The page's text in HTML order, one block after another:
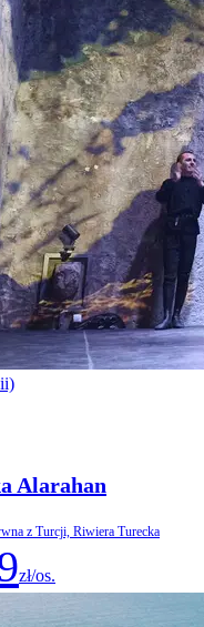
Alarahan
z Turcji, Riwiera Turecka
zł/os.